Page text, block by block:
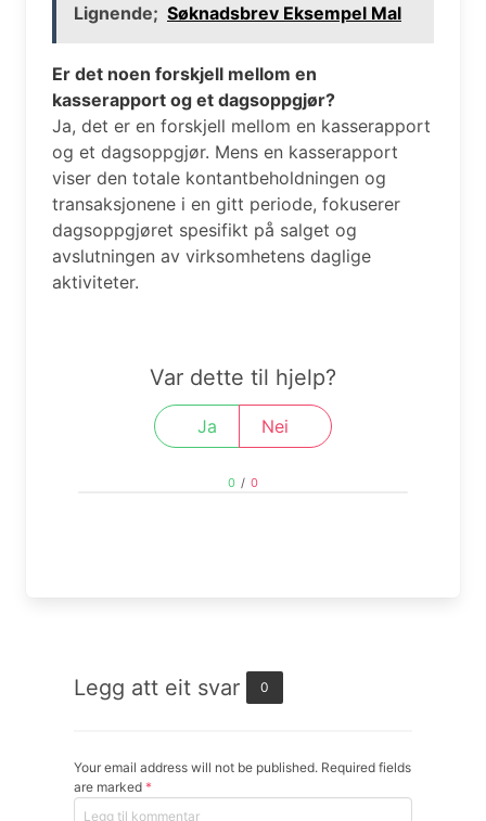
Lignende; Søknadsbrev Eksempel Mal
Er det noen forskjell mellom en
kasserapport og et dagsoppgjør?
Ja, det er en forskjell mellom en kasserapport
og et dagsoppgjør. Mens en kasserapport
viser den totale kontantbeholdningen og
transaksjonene i en gitt periode, fokuserer
dagsoppgjøret spesifikt på salget og
avslutningen av virksomhetens daglige
aktiviteter.
Var dette til hjelp?
Ja Nei
0 / 0
Legg att eit svar 0
Your email address will not be published. Required fields
are marked *